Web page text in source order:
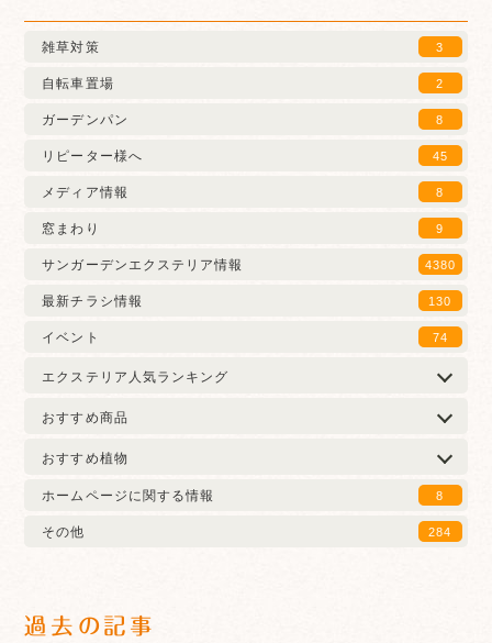
雑草対策 3
自転車置場 2
ガーデンパン 8
リピーター様へ 45
メディア情報 8
窓まわり 9
サンガーデンエクステリア情報 4380
最新チラシ情報 130
イベント 74
エクステリア人気ランキング
おすすめ商品
おすすめ植物
ホームページに関する情報
8
その他 284
過去の記事